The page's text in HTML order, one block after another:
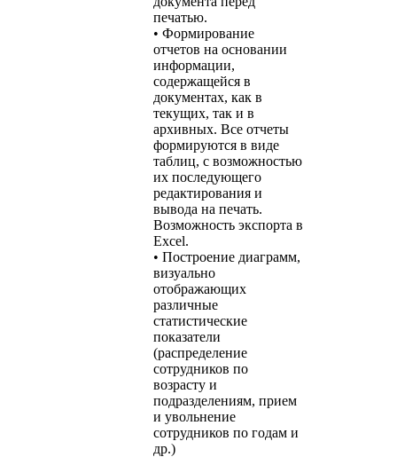
печатью.
• Формирование
отчетов на основании
информации,
содержащейся в
документах, как в
текущих, так и в
архивных. Все отчеты
формируются в виде
таблиц, с возможностью
их последующего
редактирования и
вывода на печать.
Возможность экспорта в
Excel.
• Построение диаграмм,
визуально
отображающих
различные
статистические
показатели
(распределение
сотрудников по
возрасту и
подразделениям, прием
и увольнение
сотрудников по годам и
др.)